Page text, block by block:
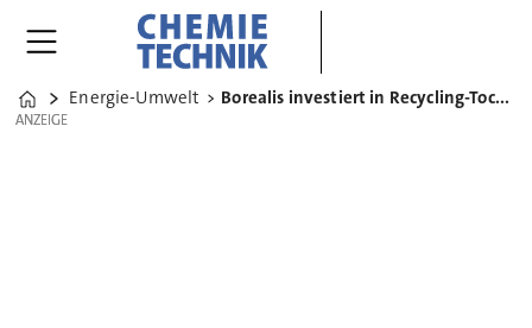
Home
Energie-Umwelt Borealis investiert in Recycling-Tochter mtm plastics
ANZEIGE
ANZEIGE